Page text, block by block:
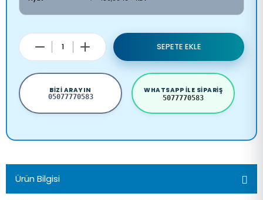
SEPETE EKLE
BIZI ARAYIN
05077770583
WHATSAPP ILE SIPARIŞ
5077770583
Ürün Bilgisi